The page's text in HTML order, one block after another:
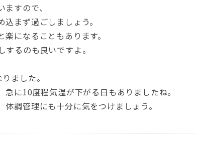
すので、
まず過ごしましょう。
になることもあります。
るのも良いですよ。
ました。
に10度程気温が下がる日もありましたね。
調管理にも十分に気をつけましょう。